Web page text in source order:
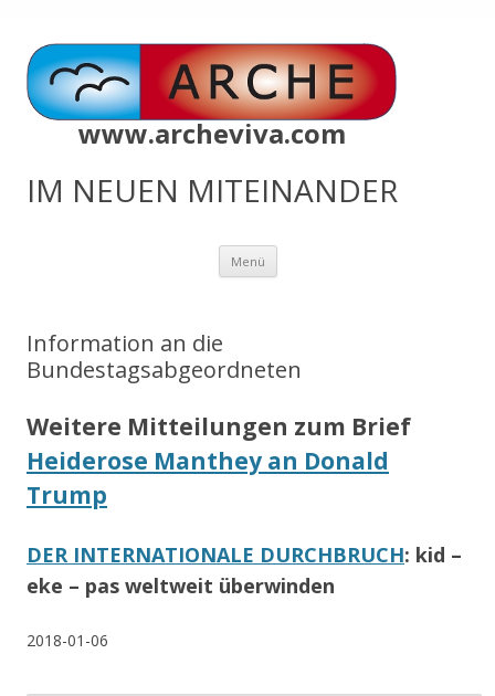
www.archeviva.com
IM NEUEN MITEINANDER
Menü Zum
springen
Information an die
Bundestagsabgeordneten
Weitere Mitteilungen zum Brief
Heiderose Manthey an Donald
Trump
DER INTERNATIONALE DURCHBRUCH: kid –
eke – pas weltweit überwinden
2018-01-06